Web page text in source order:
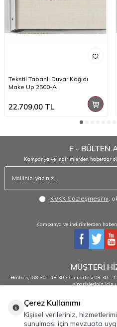
Tekstil Tabanlı Duvar Kağıdı
Make Up 2500-A
22.709,00 TL
E - BÜLTEN
Kampanya ve indirimlerden haberdar
KVKK Sözleşmesi'ni,
Kampanya ve indirimlerden
MÜŞTERİ
Hafta içi 08:30 - 18:30 / Cumartesi 08:30 -
siparişleriniz için
0232 484 38 44 -
Çerez Kullanımı
Kişisel verileriniz,
sunulması için mevzuata